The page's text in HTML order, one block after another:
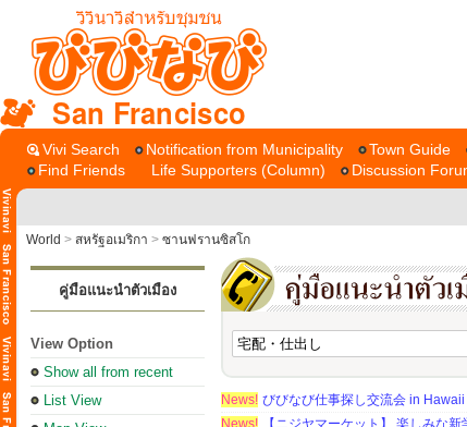
San Francisco
Vivi Search Notification from Municipality Town Guide
Find Friends
Life Supporters (Column) Discussion
World > สหรัฐอเมริกา > ซานฟรานซิสโก
คู่มือแนะนำตัวเมือง
View Option
Show all from recent
List View
News! びびなび仕事探し交流会 in
News!
【ニジヤマーケット】 楽しみな